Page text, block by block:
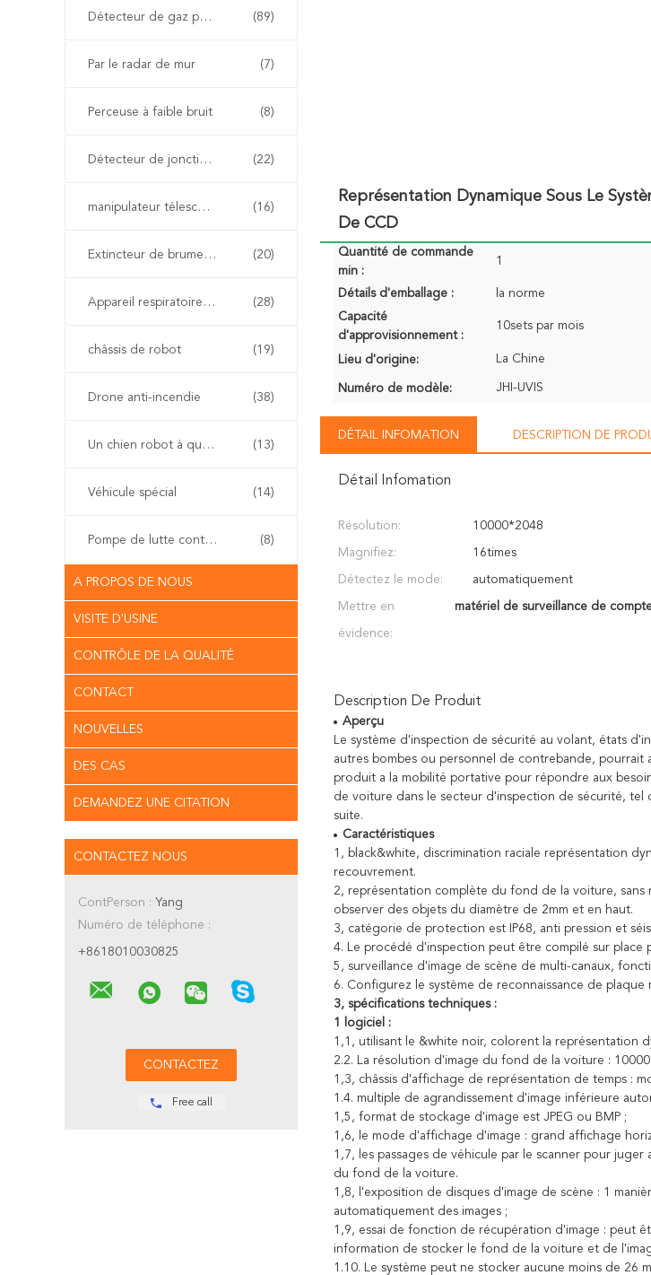
Détecteur de gaz portable (89)
Par le radar de mur (7)
Perceuse à faible bruit (8)
Détecteur de jonction non linéaire (22)
manipulateur télescopique d'eod (16)
Extincteur de brume de l'eau (20)
Appareil respiratoire d'individu (28)
châssis de robot (19)
Drone anti-incendie (38)
Un chien robot à quatre pattes (13)
Véhicule spécial (14)
Pompe de lutte contre l'incendie (8)
A PROPOS DE NOUS
VISITE D'USINE
CONTRÔLE DE LA QUALITÉ
CONTACT
NOUVELLES
DES CAS
DEMANDEZ UNE CITATION
CONTACTEZ NOUS
ContPerson : Yang
Numéro de téléphone :
+8618010030825
Free call
Représentation Dynamique Sous Le
De CCD
Quantité de commande
min :
1
Détails d'emballage : la norme
Capacité
d'approvisionnement :
10sets par mois
Lieu d'origine: La Chine
Numéro de modèle: JHI-UVIS
DÉTAIL INFOMATION DESCRIPTION DE
Détail Infomation
Résolution: 10000*2048
Magnifiez: 16times
Détectez le mode: automatiquement
Mettre en
évidence:
matériel de surveillance de
Description De Produit
Aperçu
Le système d'inspection de sécurité au volant, états
autres bombes ou personnel de contrebande, pourrait
produit a la mobilité portative pour répondre aux
de voiture dans le secteur d'inspection de sécurité,
suite.
Caractéristiques
1, black&white, discrimination raciale représentation
recouvrement.
2, représentation complète du fond de la voiture,
observer des objets du diamètre de 2mm et en haut.
3, catégorie de protection est IP68, anti pression et
4. Le procédé d'inspection peut être compilé sur place
5, surveillance d'image de scène de multi-canaux,
6. Configurez le système de reconnaissance de
3, spécifications techniques :
1 logiciel :
1,1, utilisant le &white noir, colorent la représentation
2.2. La résolution d'image du fond de la voiture :
1,3, châssis d'affichage de représentation de temps :
1.4. multiple de agrandissement d'image inférieure
1,5, format de stockage d'image est JPEG ou BMP ;
1,6, le mode d'affichage d'image : grand affichage
1,7, les passages de véhicule par le scanner pour
du fond de la voiture.
1,8, l'exposition de disques d'image de scène : 1
automatiquement des images ;
1,9, essai de fonction de récupération d'image : peut
information de stocker le fond de la voiture et de
1.10. Le système peut ne stocker aucune moins de